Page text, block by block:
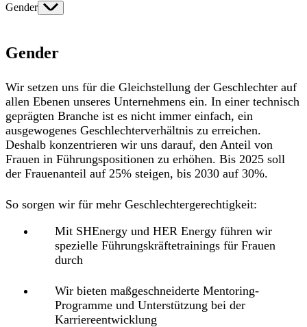
Gender
Gender
Wir setzen uns für die Gleichstellung der Geschlechter auf
allen Ebenen unseres Unternehmens ein. In einer technisch
geprägten Branche ist es nicht immer einfach, ein
ausgewogenes Geschlechterverhältnis zu erreichen.
Deshalb konzentrieren wir uns darauf, den Anteil von
Frauen in Führungspositionen zu erhöhen. Bis 2025 soll
der Frauenanteil auf 25% steigen, bis 2030 auf 30%.
So sorgen wir für mehr Geschlechtergerechtigkeit:
Mit SHEnergy und HER Energy führen wir
spezielle Führungskräftetrainings für Frauen
durch
Wir bieten maßgeschneiderte Mentoring-
Programme und Unterstützung bei der
Karriereentwicklung